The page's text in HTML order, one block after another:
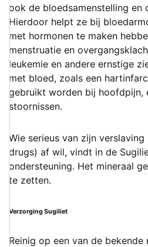
ook de bloedsamenstelling en
Hierdoor helpt ze bij
met hormonen te maken
menstruatie en
leukemie en andere ernstige
met bloed, zoals een
gebruikt worden bij hoofdpijn,
stoornissen.
Wie serieus van zijn
drugs) af wil, vindt in de
ondersteuning. Het mineraal
te zetten.
Verzorging Sugiliet
Reinig op een van de bekende